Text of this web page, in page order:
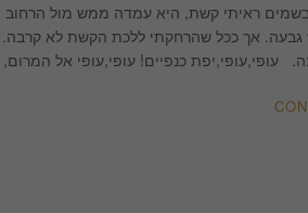
מקשטת
|
DIY
ראיתי קשת, היא עמדה ממש מול הרחוב
אך ככל שהרחקתי ללכת הקשת לא קרבה.
עופי,עופי,יפת כנפיים! עופי,עופי אל